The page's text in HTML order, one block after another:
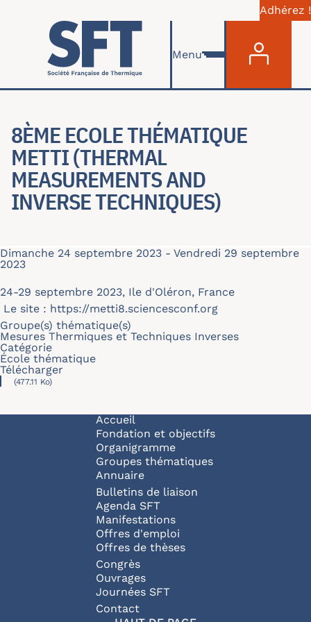
Aller au contenu principal
Adhérez !
Menu
8ÈME ECOLE THÉMATIQUE
METTI (THERMAL
MEASUREMENTS AND
INVERSE TECHNIQUES)
Dimanche 24 septembre 2023 - Vendredi 29 septembre
2023
24-29 septembre 2023, Ile d'Oléron, France
Le site : https://metti8.sciencesconf.org
Groupe(s) thématique(s)
Mesures Thermiques et Techniques Inverses
Catégorie
École thématique
Télécharger
(477.11 Ko)
Navigation principale
Accueil
Fondation et objectifs
Organigramme
Groupes thématiques
Annuaire
Bulletins de liaison
Agenda SFT
Manifestations
Offres d'emploi
Offres de thèses
Congrès
Ouvrages
Journées SFT
Pied de page
Contact